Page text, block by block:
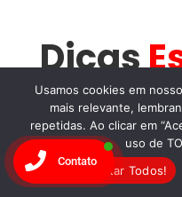
Dicas
Para
Usamos cookies em
mais relevante,
repetidas. Ao clicar em
uso de
Aceitar Todos!
Contato